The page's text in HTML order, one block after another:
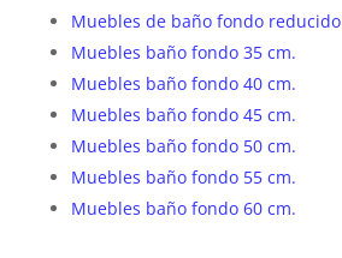
Muebles de baño fondo reducido
Muebles baño fondo 35 cm.
Muebles baño fondo 40 cm.
Muebles baño fondo 45 cm.
Muebles baño fondo 50 cm.
Muebles baño fondo 55 cm.
Muebles baño fondo 60 cm.